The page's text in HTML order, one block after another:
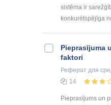
sistēma ir
konkurētspējīga
Pieprasījuma
faktori
Реферат для
14
Pieprasījums un